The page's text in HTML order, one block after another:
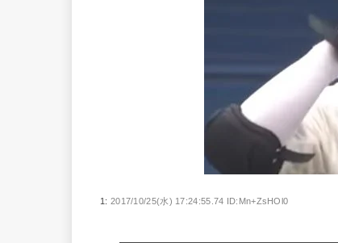
1: 2017/10/25(水) 17:24:55.74 ID:Mn+ZsHOl0